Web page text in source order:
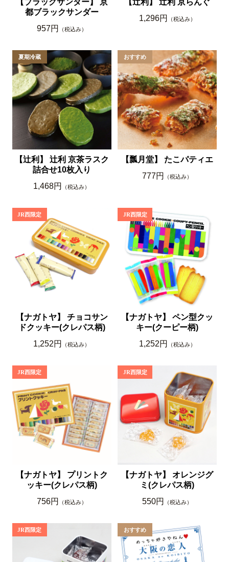
【ブラックサンダー】 京
都ブラックサンダー
957円
（税込み）
【辻利】 辻利 京らんぐ
1,296円
（税込み）
【辻利】 辻利 京茶ラスク
詰合せ10枚入り
1,468円
（税込み）
【瓢月堂】 たこパティエ
777円
（税込み）
【ナガトヤ】 チョコサン
ドクッキー(クレパス柄)
1,252円
（税込み）
【ナガトヤ】 ペン型クッ
キー(クーピー柄)
1,252円
（税込み）
【ナガトヤ】 プリントク
ッキー(クレパス柄)
756円
（税込み）
【ナガトヤ】 オレンジグ
ミ(クレパス柄)
550円
（税込み）